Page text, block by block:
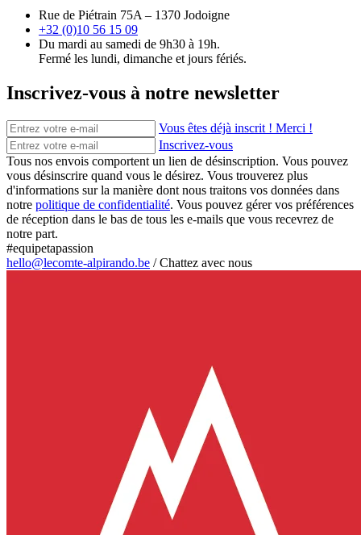
Rue de Piétrain 75A – 1370 Jodoigne
+32 (0)10 56 15 09
Du mardi au samedi de 9h30 à 19h.
Fermé les lundi, dimanche et jours fériés.
Inscrivez-vous à notre newsletter
Vous êtes déjà inscrit ! Merci !
Inscrivez-vous
Tous nos envois comportent un lien de désinscription. Vous pouvez
vous désinscrire quand vous le désirez. Vous trouverez plus
d'informations sur la manière dont nous traitons vos données dans
notre politique de confidentialité. Vous pouvez gérer vos préférences
de réception dans le bas de tous les e-mails que vous recevrez de
notre part.
#equipetapassion
hello@lecomte-alpirando.be /Chattez avec nous